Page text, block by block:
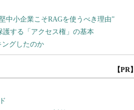
【PR】